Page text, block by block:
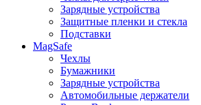
Зарядные устройства
Защитные пленки и стекла
Подставки
MagSafe
Чехлы
Бумажники
Зарядные устройства
Автомобильные держатели